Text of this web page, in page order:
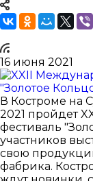
16 июня 2021
В Костроме на
2021 пройдет
фестиваль
участников
свою
фабрика.